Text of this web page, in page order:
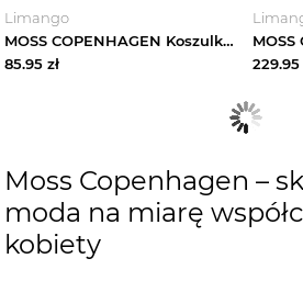
Limango
MOSS COPENHAGEN Koszulka "Melea Icon" w kolorze granatowym rozmiar: XS / S
85.95 zł
229.95
Moss Copenhagen –
moda na miarę
kobiety